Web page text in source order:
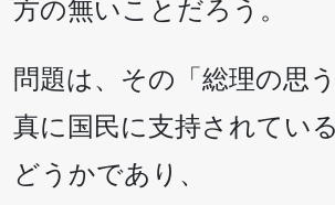
方の無いことだろう。
問題は、その「総理の思
真に国民に支持されてい
どうかであり、